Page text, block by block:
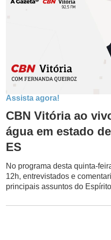
Assista agora!
CBN Vitória ao
água em estado
ES
No programa desta quinta-
12h, entrevistados e
principais assuntos do